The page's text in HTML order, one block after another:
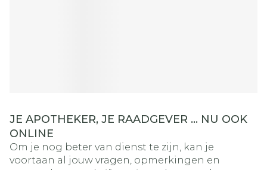
JE APOTHEKER, JE RAADGEVER … NU OOK
ONLINE
Om je nog beter van dienst te zijn, kan je
voortaan al jouw vragen, opmerkingen en